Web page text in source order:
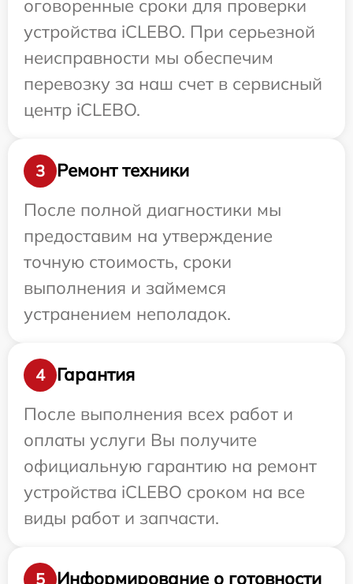
оговоренные сроки для проверки
устройства iCLEBO. При серьезной
неисправности мы обеспечим
перевозку за наш счет в сервисный
центр iCLEBO.
3
Ремонт техники
После полной диагностики мы
предоставим на утверждение
точную стоимость, сроки
выполнения и займемся
устранением неполадок.
4
Гарантия
После выполнения всех работ и
оплаты услуги Вы получите
официальную гарантию на ремонт
устройства iCLEBO сроком на все
виды работ и запчасти.
5
Информирование о готовности